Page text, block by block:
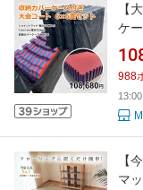
【
ケ
ツ
グ
ト
988
【
マ